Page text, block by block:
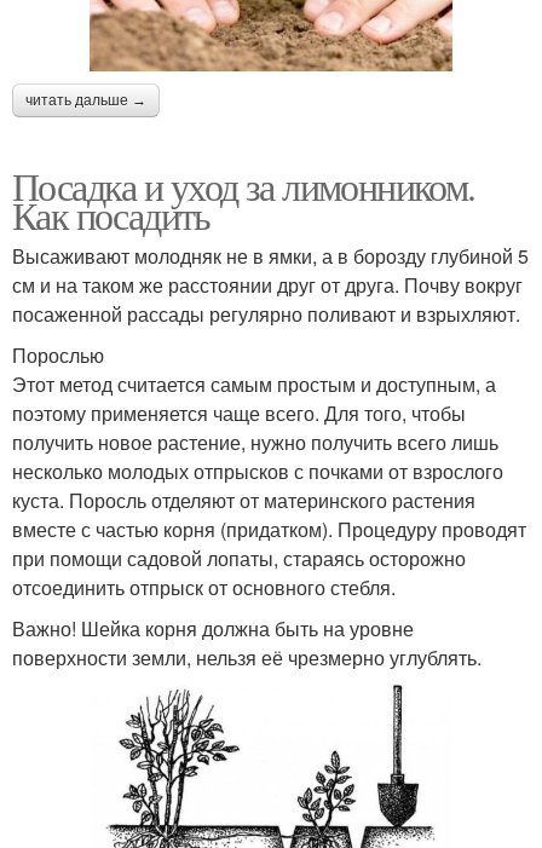
читать дальше →
Посадка и уход за лимонником.
Как посадить
Высаживают молодняк не в ямки, а в борозду глубиной 5
см и на таком же расстоянии друг от друга. Почву вокруг
посаженной рассады регулярно поливают и взрыхляют.
Порослью
Этот метод считается самым простым и доступным, а
поэтому применяется чаще всего. Для того, чтобы
получить новое растение, нужно получить всего лишь
несколько молодых отпрысков с почками от взрослого
куста. Поросль отделяют от материнского растения
вместе с частью корня (придатком). Процедуру проводят
при помощи садовой лопаты, стараясь осторожно
отсоединить отпрыск от основного стебля.
Важно! Шейка корня должна быть на уровне
поверхности земли, нельзя её чрезмерно углублять.